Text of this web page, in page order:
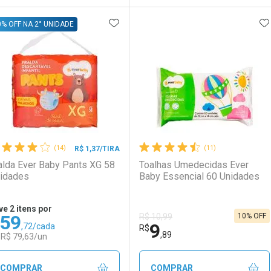
FECHAR
Ativar Desconto
Comprar sem Desconto
FECHAR
Menos
Comprar sem Desconto
Ativar Desconto
Comprar sem Desconto
Comprar sem Desconto
(14) R$ 1,37/TIRA
Ever Baby Pants XG 58
OFF NA 2° UNIDADE
2 itens por
59,72/cada
79,63/un
ADICIONAR AOS FAVORITOS
COMPRAR
(11)
Toalhas Umedecidas Ever
Baby Essencial 60 Unidades
R$ 10,99
R$9,89
10% OFF
COMPRAR